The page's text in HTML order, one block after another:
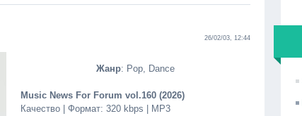
26/02/03, 12:44
Жанр: Pop, Dance
Music News For Forum vol.160 (2026)
Качество | Формат: 320 kbps | MP3